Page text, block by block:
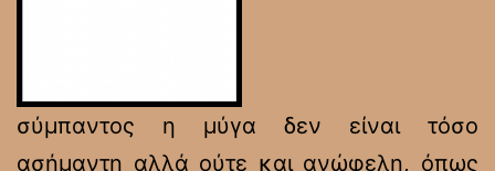
σύμπαντος η μύγα δεν είναι τόσο
ασήμαντη αλλά ούτε και ανώφελη, όπως